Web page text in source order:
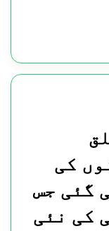
کی
گئی جس
کی نئی